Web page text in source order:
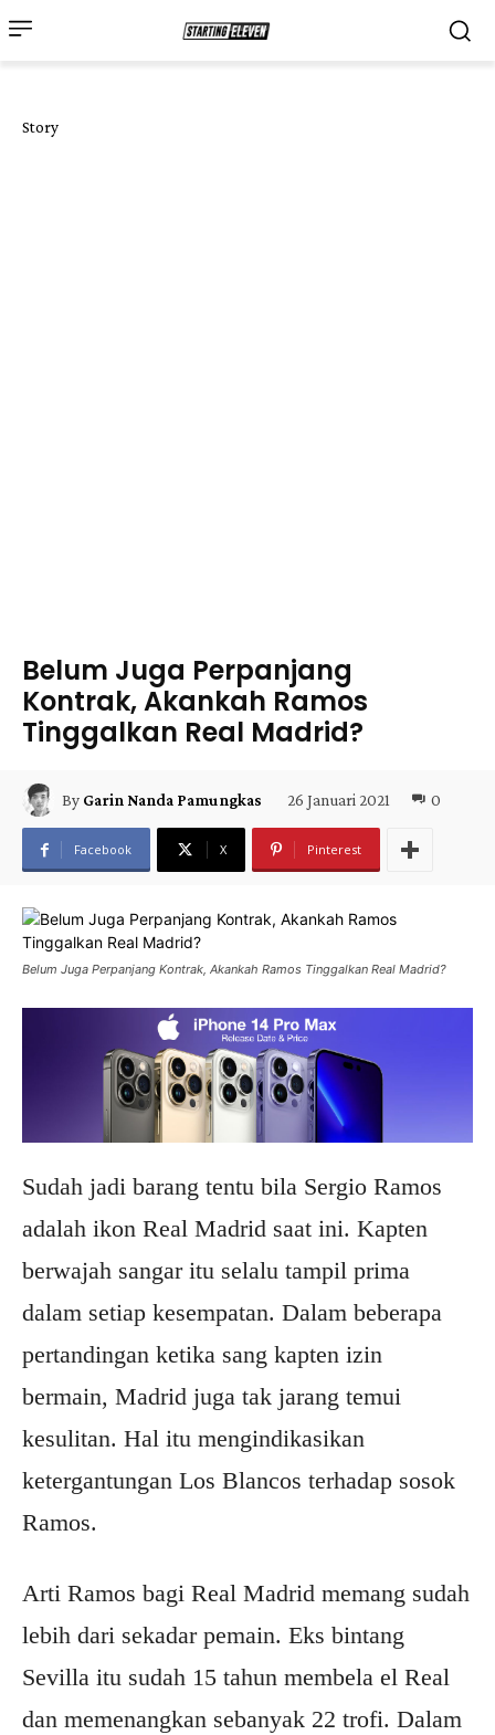
Story
Belum Juga Perpanjang
Kontrak, Akankah Ramos
Tinggalkan Real Madrid?
By Garin Nanda Pamungkas 26 Januari 2021 0
Facebook X Pinterest
Belum Juga Perpanjang Kontrak, Akankah Ramos Tinggalkan Real Madrid?
Sudah jadi barang tentu bila Sergio Ramos
adalah ikon Real Madrid saat ini. Kapten
berwajah sangar itu selalu tampil prima
dalam setiap kesempatan. Dalam beberapa
pertandingan ketika sang kapten izin
bermain, Madrid juga tak jarang temui
kesulitan. Hal itu mengindikasikan
ketergantungan Los Blancos terhadap sosok
Ramos.
Arti Ramos bagi Real Madrid memang sudah
lebih dari sekadar pemain. Eks bintang
Sevilla itu sudah 15 tahun membela el Real
dan memenangkan sebanyak 22 trofi. Dalam